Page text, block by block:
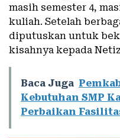
masih semester 4,
kuliah. Setelah
diputuskan untuk
kisahnya kepada
Baca Juga
Kebutuhan SMP
Perbaikan